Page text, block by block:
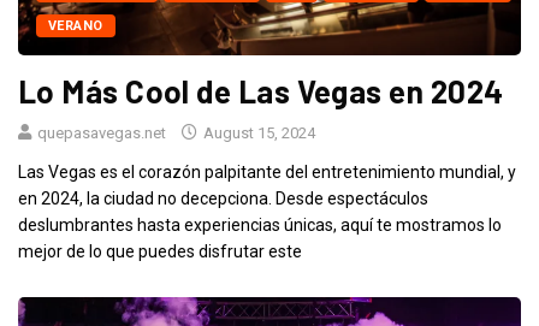
VERANO
Lo Más Cool de Las Vegas en 2024
quepasavegas.net August 15, 2024
Las Vegas es el corazón palpitante del entretenimiento mundial, y
en 2024, la ciudad no decepciona. Desde espectáculos
deslumbrantes hasta experiencias únicas, aquí te mostramos lo
mejor de lo que puedes disfrutar este